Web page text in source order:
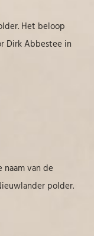
Het beloop
Dirk Abbestee in
naam van de
polder.